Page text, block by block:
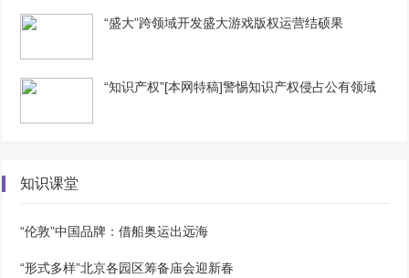
“盛大”跨领域开发盛大游戏版权运营结硕果
“知识产权”[本网特稿]警惕知识产权侵占公有领域
知识课堂
“伦敦”中国品牌：借船奥运出远海
“形式多样”北京各园区筹备庙会迎新春